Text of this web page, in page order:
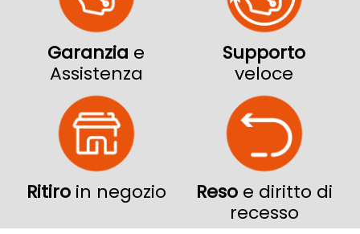
Garanzia e
Assistenza
Supporto
veloce
Ritiro in negozio Resoe diritto di
recesso